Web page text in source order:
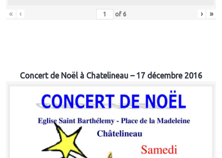
« ‹ of 6 › »
Concert de Noël à Chatelineau – 17 décembre 2016